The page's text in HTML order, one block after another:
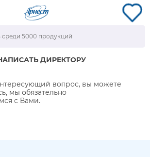
ДИРЕКТОРУ
вопрос, вы можете
мы обязательно
с Вами.